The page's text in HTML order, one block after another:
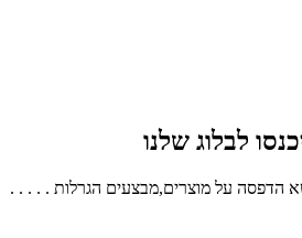
לבלוג שלנו
הדפסה על מוצרים,מבצעים הגרלות . . . . .